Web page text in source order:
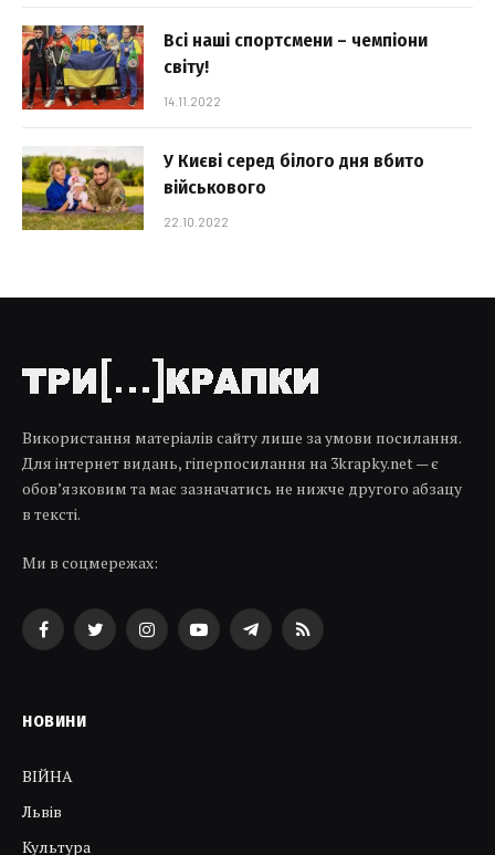
Всі наші спортсмени – чемпіони
світу!
14.11.2022
У Києві серед білого дня вбито
військового
22.10.2022
Використання матеріалів сайту лише за умови посилання.
Для інтернет видань, гіперпосилання на 3krapky.net — є
обов’язковим та має зазначатись не нижче другого абзацу
в тексті.
Ми в соцмережах:
FacebookTwitterInstagramYouTubeTelegramRSS
НОВИНИ
ВІЙНА
Львів
Культура